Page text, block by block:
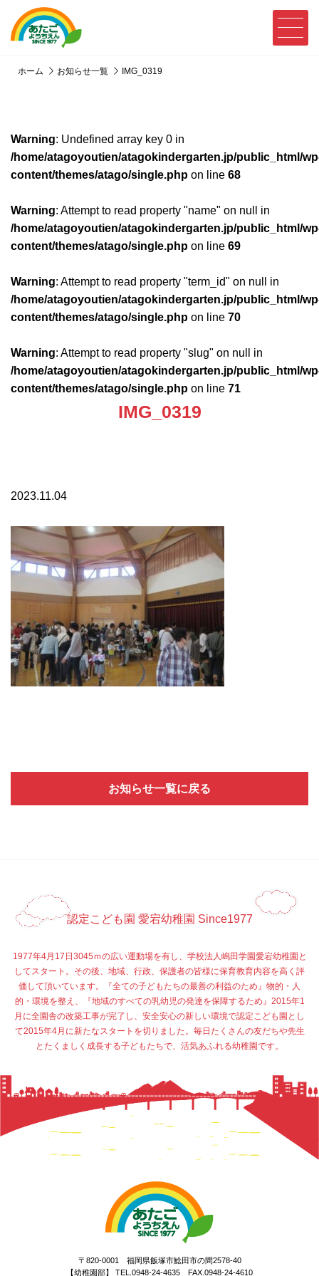
ホーム お知らせ一覧 IMG_0319
Warning: Undefined array key 0 in
/home/atagoyoutien/atagokindergarten.jp/public_html/
content/themes/atago/single.php on line 68
Warning: Attempt to read property "name" on null in
/home/atagoyoutien/atagokindergarten.jp/public_html/
content/themes/atago/single.php on line 69
Warning: Attempt to read property "term_id" on null in
/home/atagoyoutien/atagokindergarten.jp/public_html/
content/themes/atago/single.php on line 70
Warning: Attempt to read property "slug" on null in
/home/atagoyoutien/atagokindergarten.jp/public_html/
content/themes/atago/single.php on line 71
IMG_0319
2023.11.04
お知らせ一覧に戻る
認定こども園 愛宕幼稚園 Since1977
1977年4月17日3045ｍの広い運動場を有し、学校法人嶋田学園愛宕幼稚園と
してスタート。その後、地域、行政、保護者の皆様に保育教育内容を高く評
価して頂いています。『全ての子どもたちの最善の利益のため』物的・人
的・環境を整え、『地域のすべての乳幼児の発達を保障するため』2015年1
月に全園舎の改築工事が完了し、安全安心の新しい環境で認定こども園とし
て2015年4月に新たなスタートを切りました。毎日たくさんの友だちや先生
とたくましく成長する子どもたちで、活気あふれる幼稚園です。
〒820-0001 福岡県飯塚市鯰田市の間2578-40
【幼稚園部】 TEL.0948-24-4635 FAX.0948-24-4610